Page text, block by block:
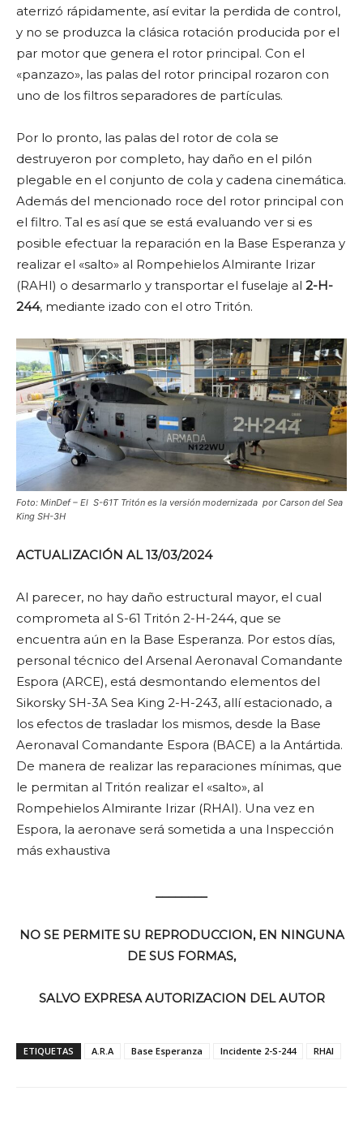
aterrizó rápidamente, así evitar la perdida de control,
y no se produzca la clásica rotación producida por el
par motor que genera el rotor principal. Con el
«panzazo», las palas del rotor principal rozaron con
uno de los filtros separadores de partículas.
Por lo pronto, las palas del rotor de cola se
destruyeron por completo, hay daño en el pilón
plegable en el conjunto de cola y cadena cinemática.
Además del mencionado roce del rotor principal con
el filtro. Tal es así que se está evaluando ver si es
posible efectuar la reparación en la Base Esperanza y
realizar el «salto» al Rompehielos Almirante Irizar
(RAHI) o desarmarlo y transportar el fuselaje al 2-H-
244, mediante izado con el otro Tritón.
Foto: MinDef – El S-61T Tritón es la versión modernizada por Carson del Sea
King SH-3H
ACTUALIZACIÓN AL 13/03/2024
Al parecer, no hay daño estructural mayor, el cual
comprometa al S-61 Tritón 2-H-244, que se
encuentra aún en la Base Esperanza. Por estos días,
personal técnico del Arsenal Aeronaval Comandante
Espora (ARCE), está desmontando elementos del
Sikorsky SH-3A Sea King 2-H-243, allí estacionado, a
los efectos de trasladar los mismos, desde la Base
Aeronaval Comandante Espora (BACE) a la Antártida.
De manera de realizar las reparaciones mínimas, que
le permitan al Tritón realizar el «salto», al
Rompehielos Almirante Irizar (RHAI). Una vez en
Espora, la aeronave será sometida a una Inspección
más exhaustiva
NO SE PERMITE SU REPRODUCCION, EN NINGUNA
DE SUS FORMAS,
SALVO EXPRESA AUTORIZACION DEL AUTOR
ETIQUETAS A.R.A Base Esperanza Incidente 2-S-244 RHAI